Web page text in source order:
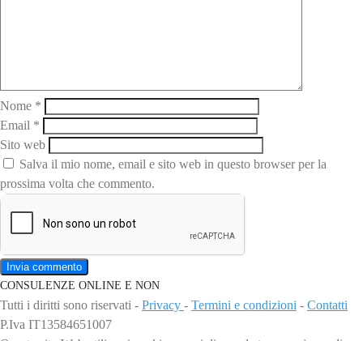
Nome *
Email *
Sito web
Salva il mio nome, email e sito web in questo browser per la
prossima volta che commento.
CONSULENZE ONLINE E NON
Tutti i diritti sono riservati - Privacy - Termini e condizioni - Contatti
P.Iva IT13584651007